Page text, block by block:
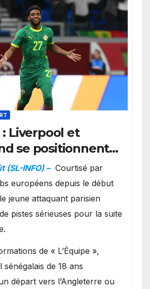
Liverpool et
se positionnent
pour recruter
(SL-INFO) – Courtisé par
européens depuis le début
jeune attaquant parisien
pistes sérieuses pour la suite
de « L’Équipe »,
sénégalais de 18 ans
départ vers l’Angleterre ou